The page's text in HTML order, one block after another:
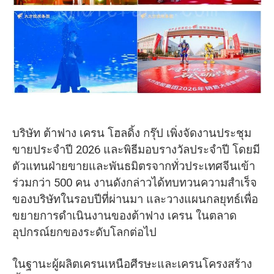
บริษัท ต้าฟาง เครน โฮลดิ้ง กรุ๊ป เพิ่งจัดงานประชุม
ขายประจำปี 2026 และพิธีมอบรางวัลประจำปี โดยมี
ตัวแทนฝ่ายขายและพันธมิตรจากทั่วประเทศจีนเข้า
ร่วมกว่า 500 คน งานดังกล่าวได้ทบทวนความสำเร็จ
ของบริษัทในรอบปีที่ผ่านมา และวางแผนกลยุทธ์เพื่อ
ขยายการดำเนินงานของต้าฟาง เครน ในตลาด
อุปกรณ์ยกของระดับโลกต่อไป
ในฐานะผู้ผลิตเครนเหนือศีรษะและเครนโครงสร้าง
O‘zbekcha